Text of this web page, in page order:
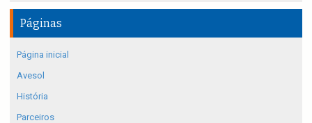
Páginas
Página inicial
Avesol
História
Parceiros